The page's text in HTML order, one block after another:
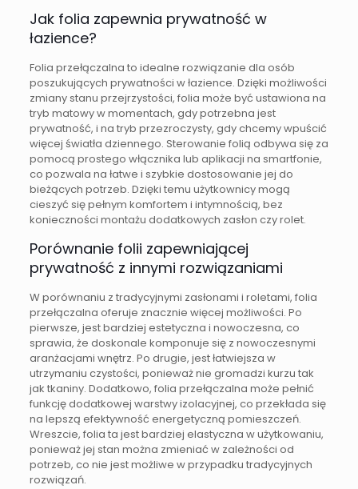
Jak folia zapewnia prywatność w
łazience?
Folia przełączalna to idealne rozwiązanie dla osób
poszukujących prywatności w łazience. Dzięki możliwości
zmiany stanu przejrzystości, folia może być ustawiona na
tryb matowy w momentach, gdy potrzebna jest
prywatność, i na tryb przezroczysty, gdy chcemy wpuścić
więcej światła dziennego. Sterowanie folią odbywa się za
pomocą prostego włącznika lub aplikacji na smartfonie,
co pozwala na łatwe i szybkie dostosowanie jej do
bieżących potrzeb. Dzięki temu użytkownicy mogą
cieszyć się pełnym komfortem i intymnością, bez
konieczności montażu dodatkowych zasłon czy rolet.
Porównanie folii zapewniającej
prywatność z innymi rozwiązaniami
W porównaniu z tradycyjnymi zasłonami i roletami, folia
przełączalna oferuje znacznie więcej możliwości. Po
pierwsze, jest bardziej estetyczna i nowoczesna, co
sprawia, że doskonale komponuje się z nowoczesnymi
aranżacjami wnętrz. Po drugie, jest łatwiejsza w
utrzymaniu czystości, ponieważ nie gromadzi kurzu tak
jak tkaniny. Dodatkowo, folia przełączalna może pełnić
funkcję dodatkowej warstwy izolacyjnej, co przekłada się
na lepszą efektywność energetyczną pomieszczeń.
Wreszcie, folia ta jest bardziej elastyczna w użytkowaniu,
ponieważ jej stan można zmieniać w zależności od
potrzeb, co nie jest możliwe w przypadku tradycyjnych
rozwiązań.